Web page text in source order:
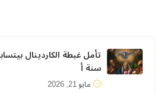
تأمل غبطة الكاردينال
سنة أ
مايو 21, 2026